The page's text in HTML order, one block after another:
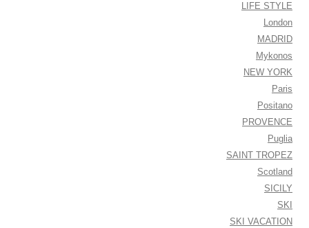
LIFE STYLE
London
MADRID
Mykonos
NEW YORK
Paris
Positano
PROVENCE
Puglia
SAINT TROPEZ
Scotland
SICILY
SKI
SKI VACATION